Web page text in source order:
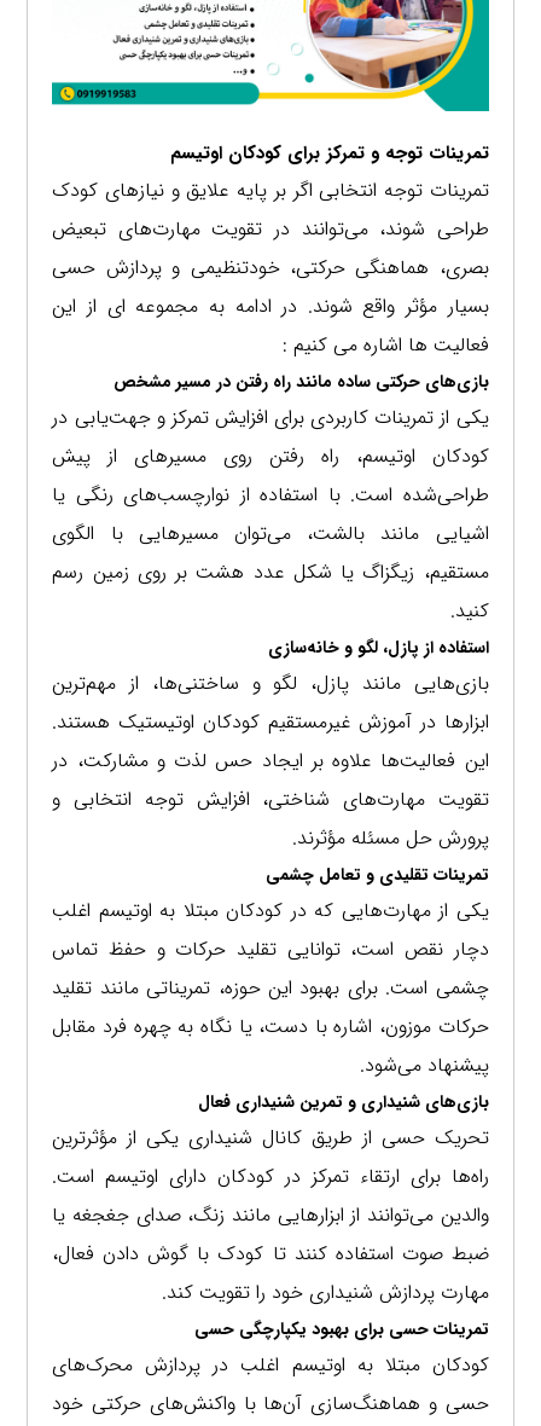
تمرینات توجه و تمرکز برای کودکان اوتیسم
تمرینات توجه انتخابی اگر بر پایه علایق و نیازهای کودک
طراحی شوند، می‌توانند در تقویت مهارت‌های تبعیض
بصری، هماهنگی حرکتی، خودتنظیمی و پردازش حسی
بسیار مؤثر واقع شوند. در ادامه به مجموعه ای از این
فعالیت ها اشاره می کنیم :
بازی‌های حرکتی ساده مانند راه رفتن در مسیر مشخص
یکی از تمرینات کاربردی برای افزایش تمرکز و جهت‌یابی در
کودکان اوتیسم، راه رفتن روی مسیرهای از پیش
طراحی‌شده است. با استفاده از نوارچسب‌های رنگی یا
اشیایی مانند بالشت، می‌توان مسیرهایی با الگوی
مستقیم، زیگزاگ یا شکل عدد هشت بر روی زمین رسم
کنید.
استفاده از پازل، لگو و خانه‌سازی
بازی‌هایی مانند پازل، لگو و ساختنی‌ها، از مهم‌ترین
ابزارها در آموزش غیرمستقیم کودکان اوتیستیک هستند.
این فعالیت‌ها علاوه بر ایجاد حس لذت و مشارکت، در
تقویت مهارت‌های شناختی، افزایش توجه انتخابی و
پرورش حل مسئله مؤثرند.
تمرینات تقلیدی و تعامل چشمی
یکی از مهارت‌هایی که در کودکان مبتلا به اوتیسم اغلب
دچار نقص است، توانایی تقلید حرکات و حفظ تماس
چشمی است. برای بهبود این حوزه، تمریناتی مانند تقلید
حرکات موزون، اشاره با دست، یا نگاه به چهره فرد مقابل
پیشنهاد می‌شود.
بازی‌های شنیداری و تمرین شنیداری فعال
تحریک حسی از طریق کانال شنیداری یکی از مؤثرترین
راه‌ها برای ارتقاء تمرکز در کودکان دارای اوتیسم است.
والدین می‌توانند از ابزارهایی مانند زنگ، صدای جغجغه یا
ضبط صوت استفاده کنند تا کودک با گوش دادن فعال،
مهارت پردازش شنیداری خود را تقویت کند.
تمرینات حسی برای بهبود یکپارچگی حسی
کودکان مبتلا به اوتیسم اغلب در پردازش محرک‌های
حسی و هماهنگ‌سازی آن‌ها با واکنش‌های حرکتی خود